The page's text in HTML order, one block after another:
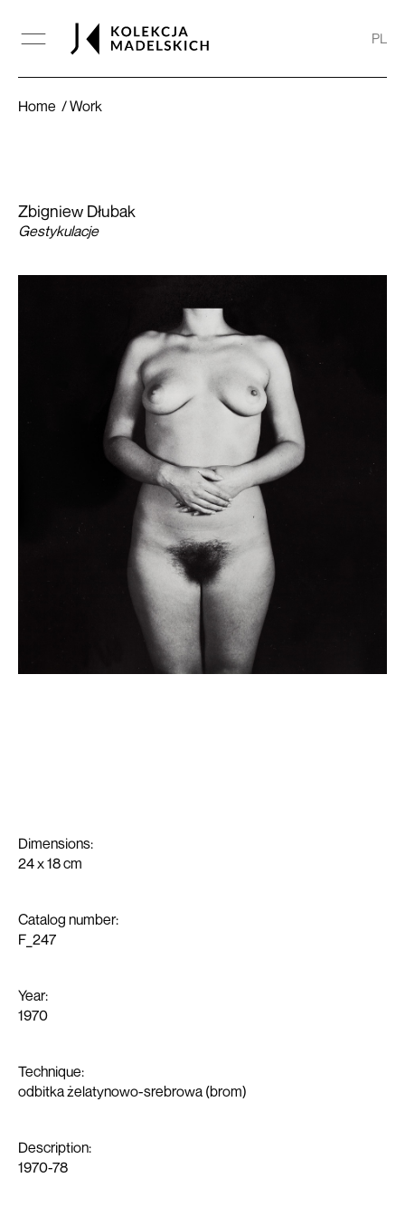
PL
Work
Contact
Home Work
Gestykulacje
Zbigniew Dłubak
Gestykulacje
Dimensions:
24 x 18 cm
Catalog number:
F_247
Year:
1970
Technique:
odbitka żelatynowo-srebrowa (brom)
Description:
1970-78